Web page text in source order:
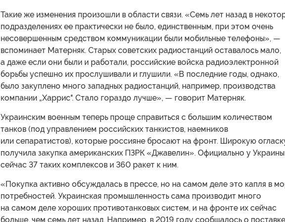
Такие же изменения произошли в области связи. «Семь лет назад в
подразделениях ее практически не было, единственным, при этом очень
несовершенным средством коммуникации были мобильные телефоны», —
вспоминает Матерняк. Старых советских радиостанций оставалось мало,
а даже если они были и работали, российские войска радиоэлектронной
борьбы успешно их прослушивали и глушили. «В последние годы, однако,
было закуплено много западных радиостанций, например, производства
компании „Харрис". Стало гораздо лучше», — говорит Матерняк.
Украинским военным теперь проще справиться с большим количеством
танков (под управлением российских танкистов, наемников
или сепаратистов), которые россияне бросают на фронт. Широкую
получила закупка американских ПЗРК «Джавелин». Официально у Украины
сейчас 37 таких комплексов и 360 ракет к ним.
«Покупка активно обсуждалась в прессе, но на самом деле это капля в
потребностей. Украинская промышленность сама производит много
на самом деле хороших противотанковых систем, и на фронте их сейчас
больше, чем семь лет назад. Например, в 2019 году сообщалось о поставке